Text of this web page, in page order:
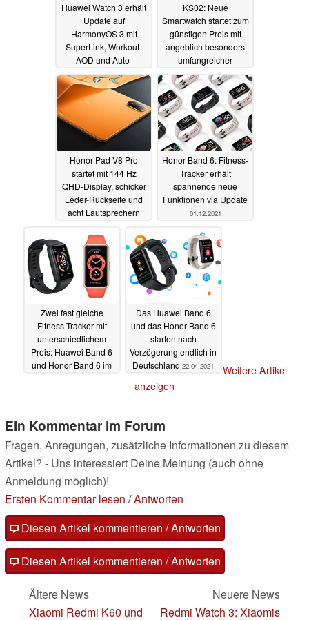
Huawei Watch 3 erhält
Update auf
HarmonyOS 3 mit
SuperLink, Workout-
AOD und Auto-
Schlafmodus29.12.2022
KS02: Neue
Smartwatch startet zum
günstigen Preis mit
angeblich besonders
umfangreicher
Sensorik
29.12.2022
Honor Pad V8 Pro
startet mit 144 Hz
QHD-Display, schicker
Leder-Rückseite und
acht Lautsprechern
Honor Band 6: Fitness-
Tracker erhält
spannende neue
Funktionen via Update
01.12.2021
Zwei fast gleiche
Fitness-Tracker mit
unterschiedlichem
Preis: Huawei Band 6
und Honor Band 6 im
Das Huawei Band 6
und das Honor Band 6
starten nach
Verzögerung endlich in
Deutschland 22.04.2021
Weitere Artikel
anzeigen
Ein Kommentar im Forum
Fragen, Anregungen, zusätzliche Informationen zu diesem
Artikel? - Uns interessiert Deine Meinung (auch ohne
Anmeldung möglich)!
Ersten Kommentar lesen /Antworten
Diesen Artikel kommentieren / Antworten
Diesen Artikel kommentieren / Antworten
Ältere News
Xiaomi Redmi K60 und
Neuere News
Redmi Watch 3: Xiaomis